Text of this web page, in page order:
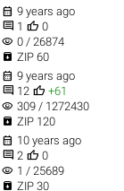
 9 years ago
 1  0
visibility 0 / 26874
 ZIP 60
 9 years ago
 12  +61
visibility 309 / 1272430
 ZIP 120
 10 years ago
 2  0
visibility 1 / 25689
 ZIP 30